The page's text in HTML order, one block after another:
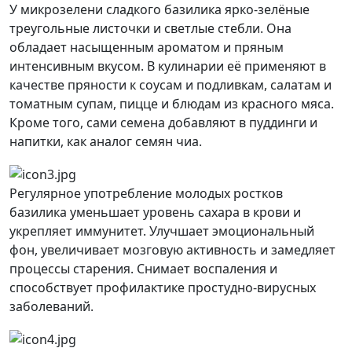
У микрозелени сладкого базилика ярко-зелёные
треугольные листочки и светлые стебли. Она
обладает насыщенным ароматом и пряным
интенсивным вкусом. В кулинарии её применяют в
качестве пряности к соусам и подливкам, салатам и
томатным супам, пицце и блюдам из красного мяса.
Кроме того, сами семена добавляют в пуддинги и
напитки, как аналог семян чиа.
Регулярное употребление молодых ростков
базилика уменьшает уровень сахара в крови и
укрепляет иммунитет. Улучшает эмоциональный
фон, увеличивает мозговую активность и замедляет
процессы старения. Снимает воспаления и
способствует профилактике простудно-вирусных
заболеваний.